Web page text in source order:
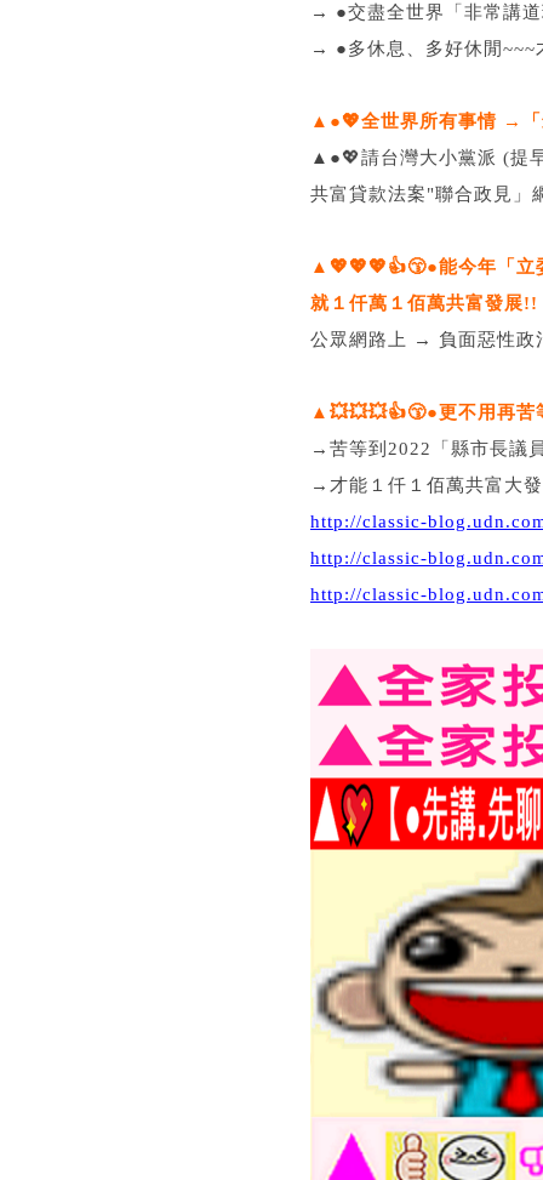
→ ●交盡全世界「非常講
→ ●多休息、多好休閒~~~
▲●💖全世界所有事情 →
▲●💖請台灣大小黨派 (提
共富貸款法案"聯合政見」
▲💖💖💖👍😙●能今年「立
就１仟萬１佰萬共富發展!!
公眾網路上 → 負面惡性
▲💥💥💥👍😙●更不用再苦
→苦等到2022「縣市長議
→才能１仟１佰萬共富大發
http://classic-
http://classic-
http://classic-